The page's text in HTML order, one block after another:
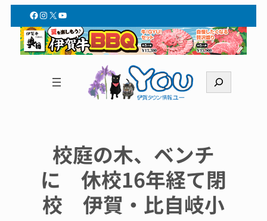
Facebook
Instagram
X YouTube
索
校庭の木、ベンチ
に 休校16年経て閉
校 伊賀・比自岐小